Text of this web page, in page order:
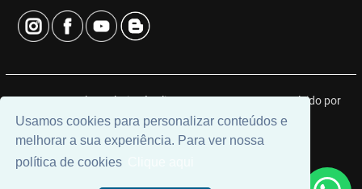
Usamos cookies para personalizar conteúdos e
melhorar a sua experiência. Para ver nossa
política de cookies
© 2026 | BM Class Florianópolis | CRECI: 4919J | Desenvolvido por
Universal Software.